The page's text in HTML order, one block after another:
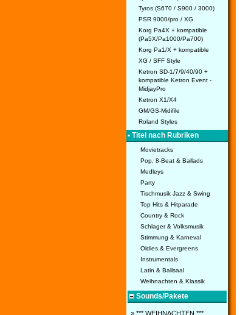
Tyros (S670 / S900 / 3000)
PSR 9000/pro / XG
Korg Pa4X + kompatible
(Pa5X/Pa1000/Pa700)
Korg Pa1/X + kompatible
XG / SFF Style
Ketron SD-1/7/9/40/90 +
kompatible Ketron Event -
MidjayPro
Ketron X1/X4
GM/GS-Midifile
Roland Styles
• Titel nach Rubriken
Movietracks
Pop, 8-Beat & Ballads
Medleys
Party
Tischmusik Jazz & Swing
Top Hits & Hitparade
Country & Rock
Schlager & Volksmusik
Stimmung & Karneval
Oldies & Evergreens
Instrumentals
Latin & Ballsaal
Weihnachten & Klassik
Sounds/Pakete
» *** WEIHNACHTEN ***